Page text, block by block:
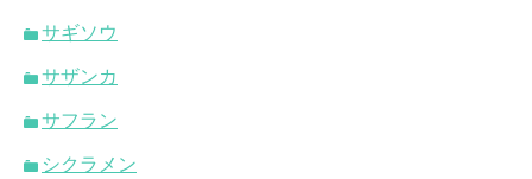
サギソウ
サザンカ
サフラン
シクラメン